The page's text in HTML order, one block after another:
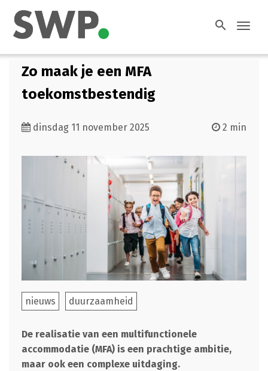
search
Zo maak je een MFA
toekomstbestendig
dinsdag 11 november 2025 2 min
nieuws duurzaamheid
De realisatie van een multifunctionele
accommodatie (MFA) is een prachtige ambitie,
maar ook een complexe uitdaging.